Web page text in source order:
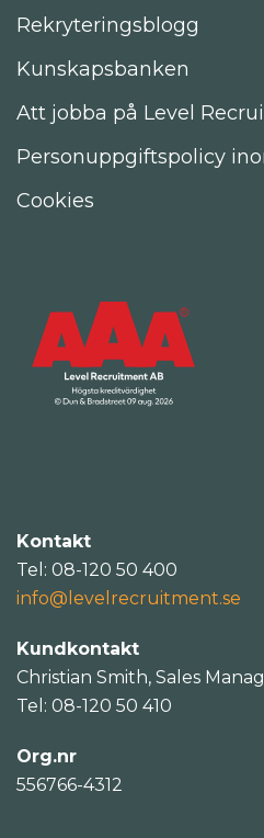
Rekryteringsblogg
Kunskapsbanken
Att jobba på Level
Personuppgiftspolicy
Cookies
Kontakt
Tel: 08-120 50 400
info@levelrecruitment.se
Kundkontakt
Christian Smith, Sales
Tel: 08-120 50 410
Org.nr
556766-4312